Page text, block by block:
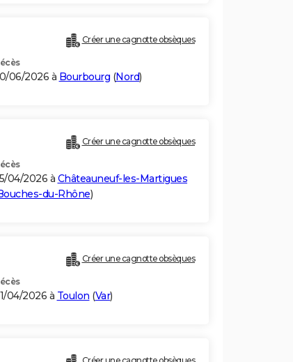
Créer une cagnotte obsèques
06/2026 à Bourbourg (Nord)
Créer une cagnotte obsèques
04/2026 à Châteauneuf-les-Martigues
du-Rhône)
Créer une cagnotte obsèques
04/2026 à Toulon (Var)